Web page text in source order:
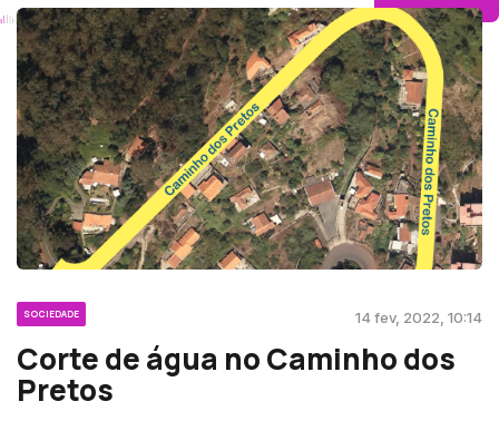
SOCIEDADE 14 fev, 2022, 10:14
Corte de água no Caminho dos
Pretos